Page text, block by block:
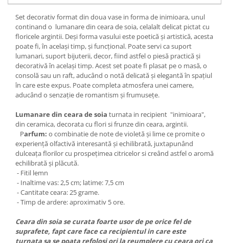
Set decorativ format din doua vase in forma de inimioara, unul
continand o lumanare din ceara de soia, celalalt delicat pictat cu
floricele argintii. Deși forma vasului este poetică și artistică, acesta
poate fi, în același timp, și funcțional. Poate servi ca suport
lumanari, suport bijuterii, decor, fiind astfel o piesă practică și
decorativă în același timp. Acest set poate fi plasat pe o masă, o
consolă sau un raft, aducând o notă delicată și elegantă în spațiul
în care este expus. Poate completa atmosfera unei camere,
aducând o senzație de romantism și frumusețe.
Lumanare din ceara de soia turnata in recipient "inimioara",
din ceramica, decorata cu flori si frunze din ceara, argintii.
Parfum: o combinatie de note de violetă și lime ce promite o
experiență olfactivă interesantă și echilibrată, juxtapunând
dulceața florilor cu prospețimea citricelor si creând astfel o aromă
echilibrată și plăcută.
- Fitil lemn
- Inaltime vas: 2,5 cm; latime: 7,5 cm
- Cantitate ceara: 25 grame.
- Timp de ardere: aproximativ 5 ore.
Ceara din soia se curata foarte usor de pe orice fel de
suprafete, fapt care face ca recipientul in care este
turnata sa se poata refolosi ori la reumplere cu ceara ori ca